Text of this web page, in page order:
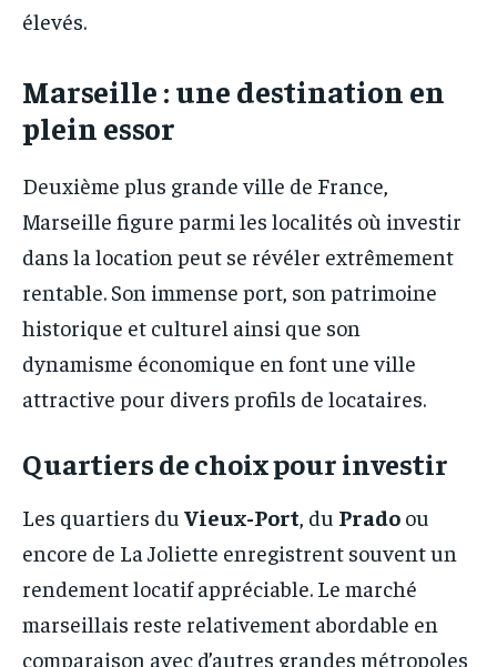
élevés.
Marseille : une destination en
plein essor
Deuxième plus grande ville de France,
Marseille figure parmi les localités où investir
dans la location peut se révéler extrêmement
rentable. Son immense port, son patrimoine
historique et culturel ainsi que son
dynamisme économique en font une ville
attractive pour divers profils de locataires.
Quartiers de choix pour investir
Les quartiers du Vieux-Port , du Prado ou
encore de La Joliette enregistrent souvent un
rendement locatif appréciable. Le marché
marseillais reste relativement abordable en
comparaison avec d’autres grandes métropoles